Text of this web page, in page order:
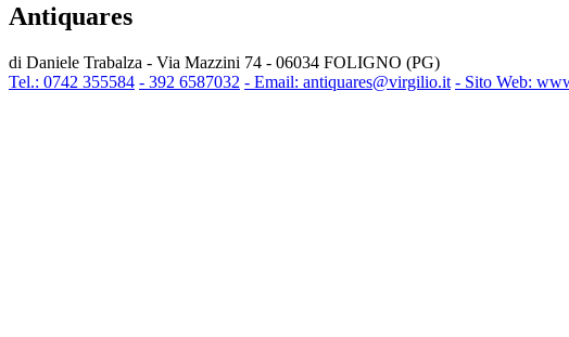
Antiquares
di Daniele Trabalza - Via Mazzini 74 - 06034 FOLIGNO (PG)
Tel.: 0742 355584 - 392 6587032 - Email: antiquares@virgilio.it - Sito Web: